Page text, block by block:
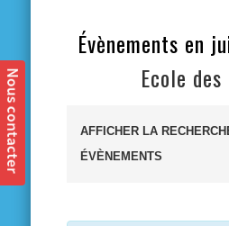
Évènements en
Ecole
Recherche
et
AFFICHER LA
ÉVÈNEMENTS